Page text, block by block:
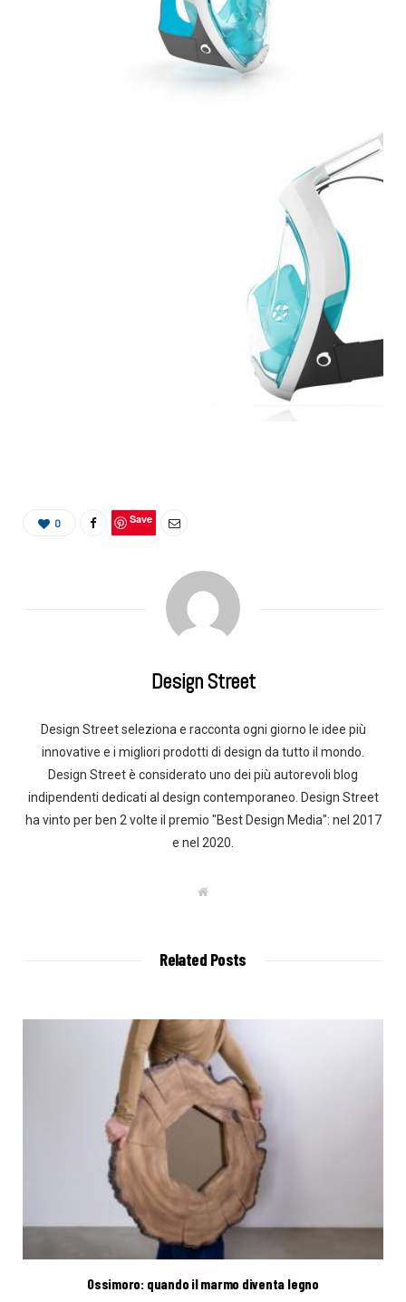
0 Save
Design Street
Design Street seleziona e racconta ogni giorno le idee più
innovative e i migliori prodotti di design da tutto il mondo.
Design Street è considerato uno dei più autorevoli blog
indipendenti dedicati al design contemporaneo. Design Street
ha vinto per ben 2 volte il premio "Best Design Media": nel 2017
e nel 2020.
W
Related Posts
Ossimoro: quando il marmo diventa legno